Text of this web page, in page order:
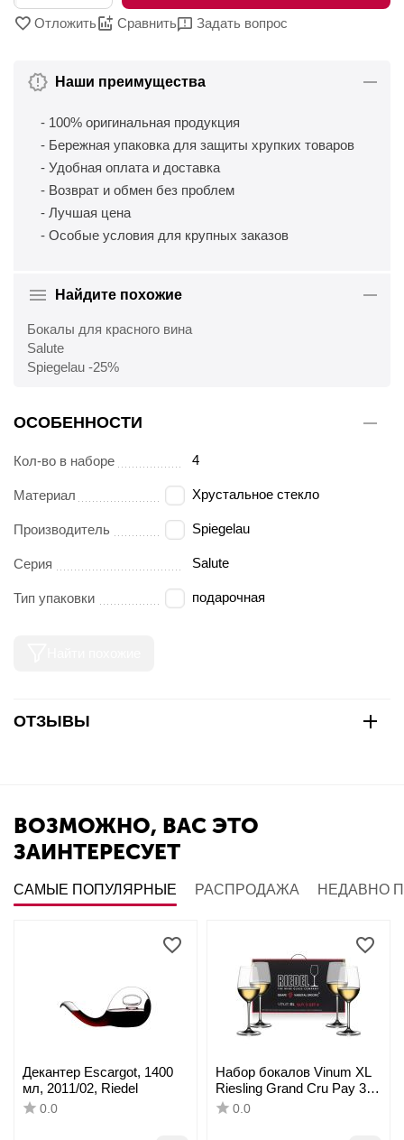
Отложить Сравнить Задать вопрос
Наши преимущества
- 100% оригинальная продукция
- Бережная упаковка для защиты хрупких товаров
- Удобная оплата и доставка
- Возврат и обмен без проблем
- Лучшая цена
- Особые условия для крупных заказов
Найдите похожие
Бокалы для красного вина
Salute
Spiegelau -25%
ОСОБЕННОСТИ
Кол-во в наборе 4
Материал Хрустальное стекло
Производитель Spiegelau
Серия Salute
Тип упаковки подарочная
ОТЗЫВЫ
ВОЗМОЖНО, ВАС ЭТО
ЗАИНТЕРЕСУЕТ
САМЫЕ ПОПУЛЯРНЫЕ РАСПРОДАЖА НЕДАВНО
Декантер Escargot, 1400
мл, 2011/02, Riedel
0.0
Набор бокалов Vinum XL
Riesling Grand Cru Pay 3
Get 4, 405 мл, 4 шт.,
0.0